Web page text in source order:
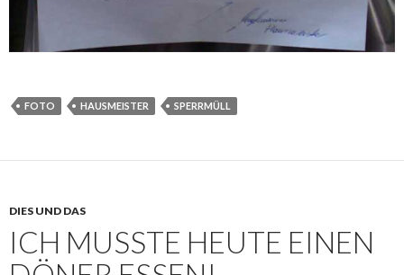
FOTO HAUSMEISTER SPERRMÜLL
DIES UND DAS
ICH MUSSTE HEUTE EINEN